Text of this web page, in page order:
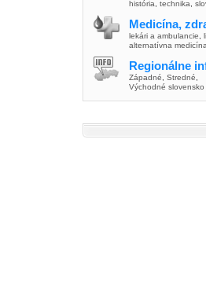
história
technika
Medicína,
lekári a ambulancie
alternatívna medicína
Regionálne
Západné Stredné
Východné slovensko